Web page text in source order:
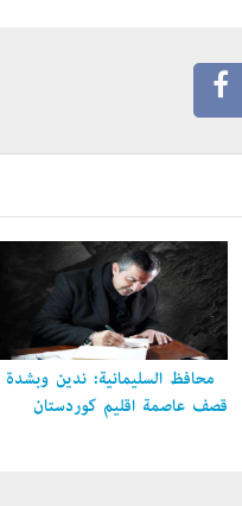
محافظ السليمانية: ندين وبشدة
قصف عاصمة إقليم كوردستان